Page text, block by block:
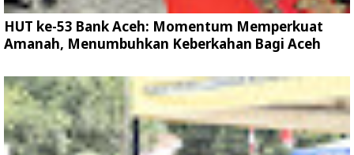
HUT ke-53 Bank Aceh: Momentum Memperkuat
Amanah, Menumbuhkan Keberkahan Bagi Aceh